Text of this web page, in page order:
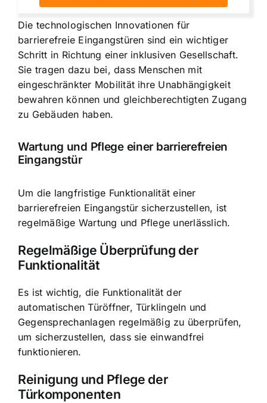
Die technologischen Innovationen für
barrierefreie Eingangstüren sind ein wichtiger
Schritt in Richtung einer inklusiven Gesellschaft.
Sie tragen dazu bei, dass Menschen mit
eingeschränkter Mobilität ihre Unabhängigkeit
bewahren können und gleichberechtigten Zugang
zu Gebäuden haben.
Wartung und Pflege einer barrierefreien
Eingangstür
Um die langfristige Funktionalität einer
barrierefreien Eingangstür sicherzustellen, ist
regelmäßige Wartung und Pflege unerlässlich.
Regelmäßige Überprüfung der
Funktionalität
Es ist wichtig, die Funktionalität der
automatischen Türöffner, Türklingeln und
Gegensprechanlagen regelmäßig zu überprüfen,
um sicherzustellen, dass sie einwandfrei
funktionieren.
Reinigung und Pflege der
Türkomponenten